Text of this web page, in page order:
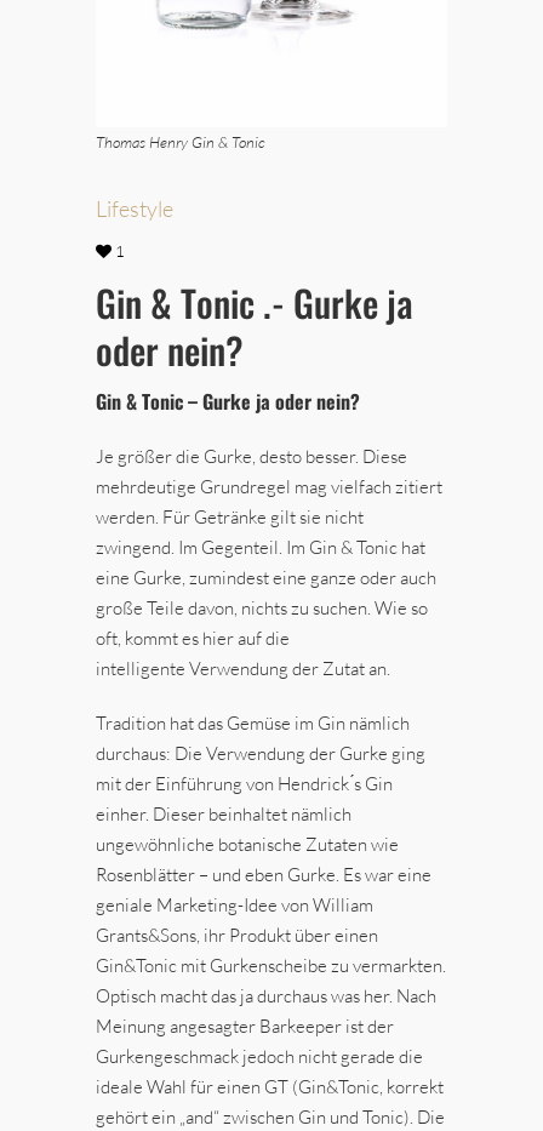
Thomas Henry Gin & Tonic
Lifestyle
1
Gin & Tonic .- Gurke ja
oder nein?
Gin & Tonic – Gurke ja oder nein?
Je größer die Gurke, desto besser. Diese
mehrdeutige Grundregel mag vielfach zitiert
werden. Für Getränke gilt sie nicht
zwingend. Im Gegenteil. Im Gin & Tonic hat
eine Gurke, zumindest eine ganze oder auch
große Teile davon, nichts zu suchen. Wie so
oft, kommt es hier auf die
intelligente Verwendung der Zutat an.
Tradition hat das Gemüse im Gin nämlich
durchaus: Die Verwendung der Gurke ging
mit der Einführung von Hendrick ́s Gin
einher. Dieser beinhaltet nämlich
ungewöhnliche botanische Zutaten wie
Rosenblätter – und eben Gurke. Es war eine
geniale Marketing-Idee von William
Grants&Sons, ihr Produkt über einen
Gin&Tonic mit Gurkenscheibe zu vermarkten.
Optisch macht das ja durchaus was her. Nach
Meinung angesagter Barkeeper ist der
Gurkengeschmack jedoch nicht gerade die
ideale Wahl für einen GT (Gin&Tonic, korrekt
gehört ein „and“ zwischen Gin und Tonic). Die